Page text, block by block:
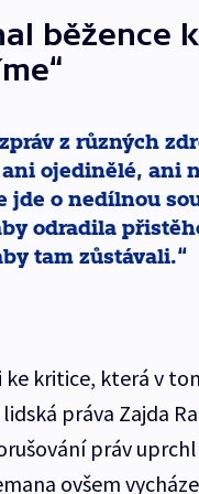
běžence
z různých
ojedinělé, ani
jde o nedílnou
odradila
tam zůstávali.
ke kritice, která v
práva Zajda
práv
ovšem